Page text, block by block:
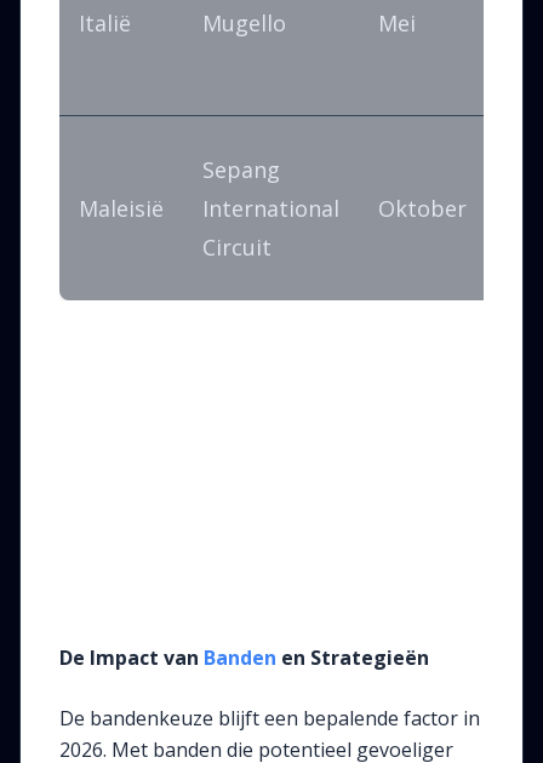
Italië Mugello Mei
Maleisië
Sepang
International
Circuit
Oktober
De Impact van Banden en Strategieën
De bandenkeuze blijft een bepalende factor in
2026. Met banden die potentieel gevoeliger